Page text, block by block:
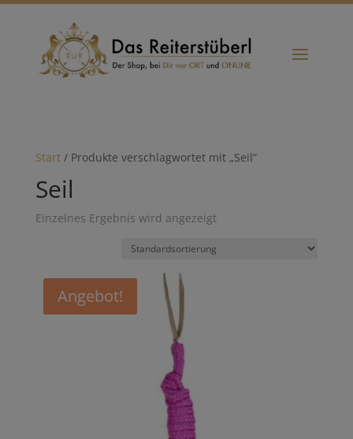
Start/ Produkte verschlagwortet mit „Seil“
Seil
Einzelnes Ergebnis wird angezeigt
Angebot!